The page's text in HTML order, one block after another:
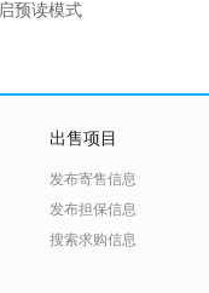
预读模式
出售项目
发布寄售信息
发布担保信息
搜索求购信息